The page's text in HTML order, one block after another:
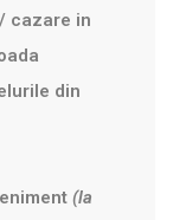
cazare in
din
(la